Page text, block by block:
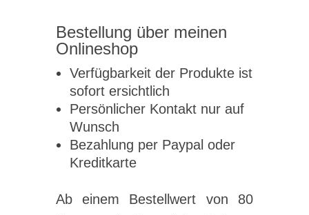
Bestellung über meinen
Onlineshop
Verfügbarkeit der Produkte ist
sofort ersichtlich
Persönlicher Kontakt nur auf
Wunsch
Bezahlung per Paypal oder
Kreditkarte
Ab einem Bestellwert von 80